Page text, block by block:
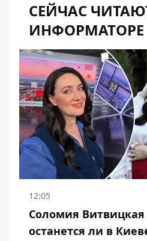
СЕЙЧАС
ИНФОРМАТОРЕ
12:05
Соломия Витвицкая
останется ли в